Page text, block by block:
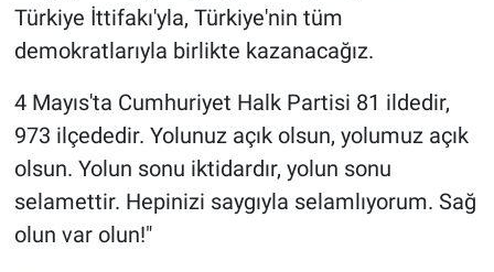
Türkiye İttifakı'yla, Türkiye'nin tüm
demokratlarıyla birlikte kazanacağız.
4 Mayıs'ta Cumhuriyet Halk Partisi 81 ildedir,
973 ilçededir. Yolunuz açık olsun, yolumuz açık
olsun. Yolun sonu iktidardır, yolun sonu
selamettir. Hepinizi saygıyla selamlıyorum. Sağ
olun var olun!"